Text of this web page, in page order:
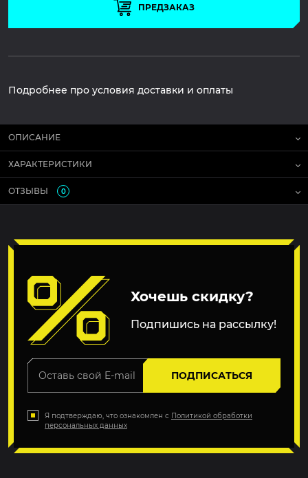
ПРЕДЗАКАЗ
Подробнее про условия доставки и оплаты
ОПИСАНИЕ
ХАРАКТЕРИСТИКИ
ОТЗЫВЫ 0
Хочешь скидку?
Подпишись на рассылку!
ПОДПИСАТЬСЯ
Я подтверждаю, что ознакомлен с Политикой обработки
персональных данных